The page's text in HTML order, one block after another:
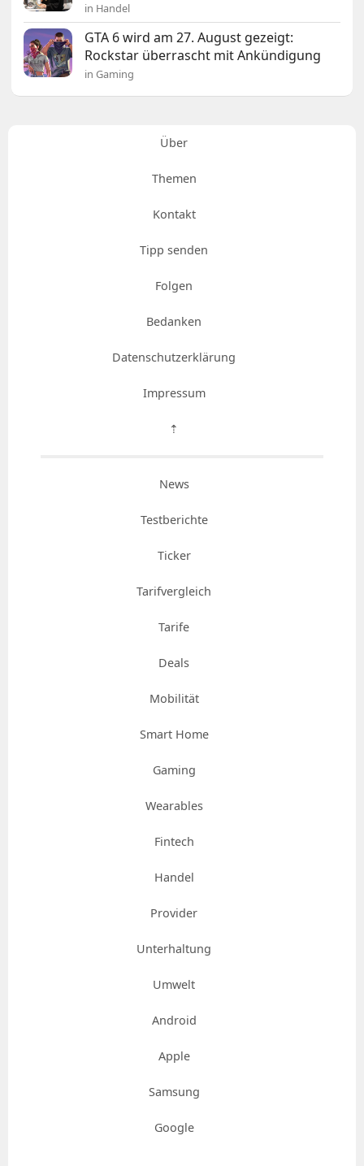
in Handel
GTA 6 wird am 27. August gezeigt:
Rockstar überrascht mit Ankündigung
in Gaming
Über
Themen
Kontakt
Tipp senden
Folgen
Bedanken
Datenschutzerklärung
Impressum
⇡
News
Testberichte
Ticker
Tarifvergleich
Tarife
Deals
Mobilität
Smart Home
Gaming
Wearables
Fintech
Handel
Provider
Unterhaltung
Umwelt
Android
Apple
Samsung
Google